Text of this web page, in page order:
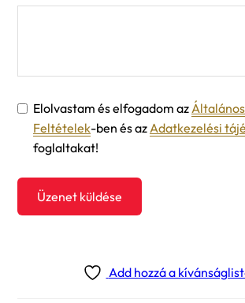
Elolvastam és elfogadom az
Feltételek-ben és azAdatkezelési
foglaltakat!
Üzenet küldése
Add hozzá a